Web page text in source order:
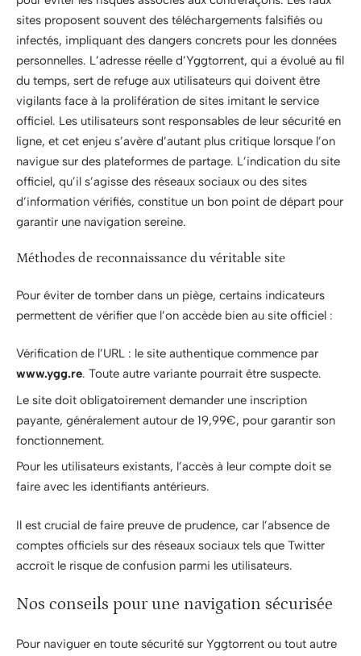
sites proposent souvent des téléchargements falsifiés ou
infectés, impliquant des dangers concrets pour les données
personnelles. L’adresse réelle d’Yggtorrent, qui a évolué au fil
du temps, sert de refuge aux utilisateurs qui doivent être
vigilants face à la prolifération de sites imitant le service
officiel. Les utilisateurs sont responsables de leur sécurité en
ligne, et cet enjeu s’avère d’autant plus critique lorsque l’on
navigue sur des plateformes de partage. L’indication du site
officiel, qu’il s’agisse des réseaux sociaux ou des sites
d’information vérifiés, constitue un bon point de départ pour
garantir une navigation sereine.
Méthodes de reconnaissance du véritable site
Pour éviter de tomber dans un piège, certains indicateurs
permettent de vérifier que l’on accède bien au site officiel :
Vérification de l’URL : le site authentique commence par
www.ygg.re. Toute autre variante pourrait être suspecte.
Le site doit obligatoirement demander une inscription
payante, généralement autour de 19,99€, pour garantir son
fonctionnement.
Pour les utilisateurs existants, l’accès à leur compte doit se
faire avec les identifiants antérieurs.
Il est crucial de faire preuve de prudence, car l’absence de
comptes officiels sur des réseaux sociaux tels que Twitter
accroît le risque de confusion parmi les utilisateurs.
Nos conseils pour une navigation sécurisée
Pour naviguer en toute sécurité sur Yggtorrent ou tout autre